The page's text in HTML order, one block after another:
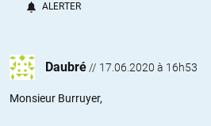
ALERTER
Daubré// 17.06.2020 à 16h53
Monsieur Burruyer,